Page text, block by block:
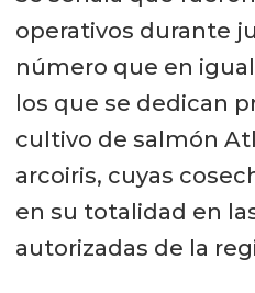
operativos durante
número que en
los que se dedican
cultivo de salmón
arcoiris, cuyas
en su totalidad en
autorizadas de la